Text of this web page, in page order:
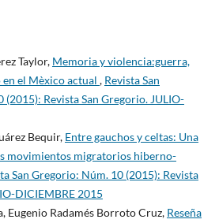
Taylor, Memoria y violencia:guerra,
en el Mèxico actual , Revista San
Revista San Gregorio. JULIO-
Bequir, Entre gauchos y celtas: Una
movimientos migratorios hiberno-
San Gregorio: Núm. 10 (2015): Revista
DICIEMBRE 2015
Eugenio Radamés Borroto Cruz, Reseña